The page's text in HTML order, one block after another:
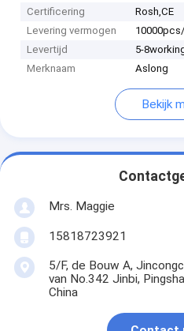
Certificering
Rosh,CE
Levering vermogen
Levertijd
5-
Merknaam
Aslong
Bekijk
Mrs. Maggie
15818723921
5/F, de Bouw A,
van No.342 Jinbi,
China